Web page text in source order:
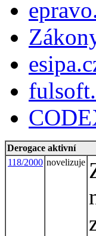
Derogace aktivní
118/2000 novelizuje